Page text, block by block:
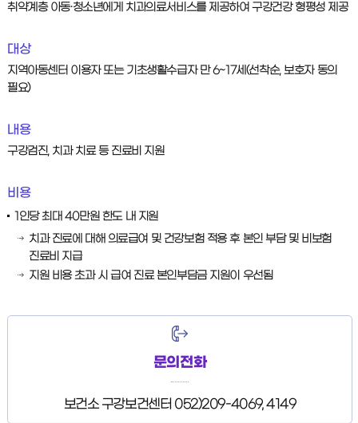
취약계층 아동·청소년에게 치과의료서비스를 제공하여 구강건강 형평성 제공
대상
지역아동센터 이용자 또는 기초생활수급자 만 6~17세(선착순, 보호자 동의
필요)
내용
구강검진, 치과 치료 등 진료비 지원
비용
1인당 최대 40만원 한도 내 지원
치과 진료에 대해 의료급여 및 건강보험 적용 후 본인 부담 및 비보험
진료비 지급
지원 비용 초과 시 급여 진료 본인부담금 지원이 우선됨
문의전화
보건소 구강보건센터 052)209-4069, 4149